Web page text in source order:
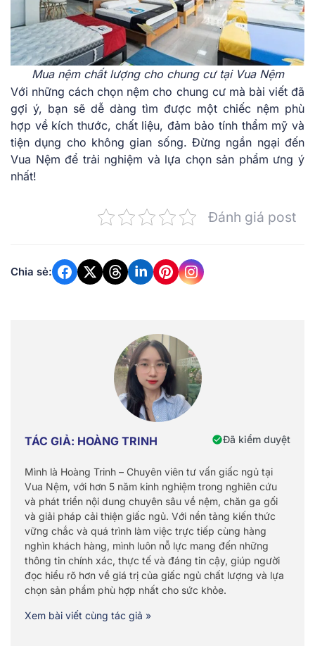
Mua nệm chất lượng cho chung cư tại Vua Nệm
Với những cách chọn nệm cho chung cư mà bài viết đã
gợi ý, bạn sẽ dễ dàng tìm được một chiếc nệm phù
hợp về kích thước, chất liệu, đảm bảo tính thẩm mỹ và
tiện dụng cho không gian sống. Đừng ngần ngại đến
Vua Nệm để trải nghiệm và lựa chọn sản phẩm ưng ý
nhất!
Đánh giá post
Chia sẻ:
TÁC GIẢ: HOÀNG TRINH Đã kiểm duyệt
Mình là Hoàng Trinh – Chuyên viên tư vấn giấc ngủ tại
Vua Nệm, với hơn 5 năm kinh nghiệm trong nghiên cứu
và phát triển nội dung chuyên sâu về nệm, chăn ga gối
và giải pháp cải thiện giấc ngủ. Với nền tảng kiến thức
vững chắc và quá trình làm việc trực tiếp cùng hàng
nghìn khách hàng, mình luôn nỗ lực mang đến những
thông tin chính xác, thực tế và đáng tin cậy, giúp người
đọc hiểu rõ hơn về giá trị của giấc ngủ chất lượng và lựa
chọn sản phẩm phù hợp nhất cho sức khỏe.
Xem bài viết cùng tác giả »